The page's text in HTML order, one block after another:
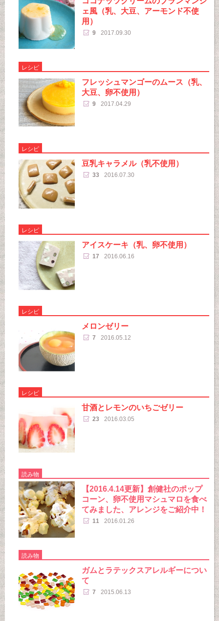
ェ風（乳、大豆、アーモンド不使
用）
9 2017.09.30
レシピ
フレッシュマンゴーのムース（乳、
大豆、卵不使用）
9 2017.04.29
レシピ
豆乳キャラメル（乳不使用）
33 2016.07.30
レシピ
アイスケーキ（乳、卵不使用）
17 2016.06.16
レシピ
メロンゼリー
7 2016.05.12
レシピ
甘酒とレモンのいちごゼリー
23 2016.03.05
読み物
【2016.4.14更新】創健社のポップ
コーン、卵不使用マシュマロを食べ
てみました、アレンジをご紹介中！
11 2016.01.26
読み物
ガムとラテックスアレルギーについ
て
7 2015.06.13